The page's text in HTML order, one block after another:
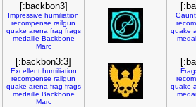
[:backbon3]
Impressive humiliation
recompense railgun
quake arena frag frags
medaille Backbone
Marc
quake
[:backbon3:3]
Excellent humiliation
recompense railgun
quake arena frag frags
medaille Backbone
Marc
quake